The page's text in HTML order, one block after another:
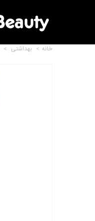
خانه > بهداشتی >